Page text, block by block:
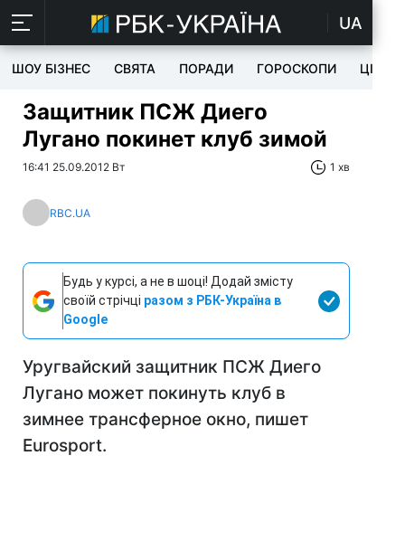
UA
ШОУ БІЗНЕС СВЯТА ПОРАДИ ГОРОСКОПИ ЦІКАВЕ
Защитник ПСЖ Диего
Лугано покинет клуб зимой
16:41 25.09.2012 Вт 1 хв
RBC.UA
Будь у курсі, а не в шоці! Додай змісту
своїй стрічці разом з РБК-Україна в
Google
Уругвайский защитник ПСЖ Диего
Лугано может покинуть клуб в
зимнее трансферное окно, пишет
Eurosport.